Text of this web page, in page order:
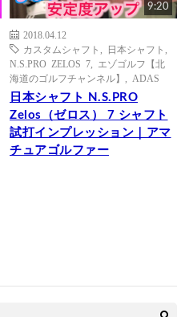
9:20
2018.04.12
カスタムシャフト
日本シャフト
N.S.PRO ZELOS 7
エゾゴルフ【北
海道のゴルフチャンネル】
ADAS
日本シャフト N.S.PRO
Zelos（ゼロス） 7 シャフト
試打インプレッション｜アマ
チュアゴルファー